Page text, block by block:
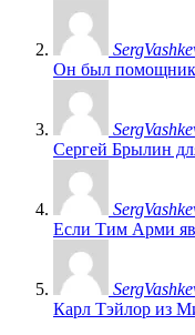
Он был
Сергей Брылин
Если Тим Арми
Карл Тэйлор из